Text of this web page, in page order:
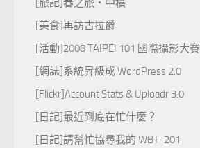
[旅記]春之旅‧中橫
[美食]再訪古拉爵
[活動]2008 TAIPEI 101 國際攝影大賽
[網誌]系統昇級成 WordPress 2.0
[Flickr]Account Stats & Uploadr 3.0
[日記]最近到底在忙什麼？
[日記]請幫忙協尋我的 WBT-201